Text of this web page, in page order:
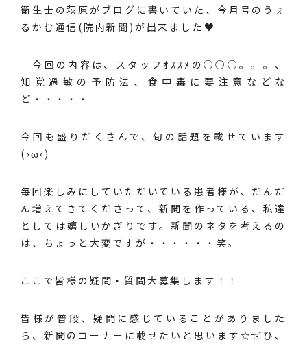
衛生士の萩原がブログに書いていた、今月号のうぇ
るかむ通信(院内新聞)が出来ました♥
今回の内容は、スタッフｵｽｽﾒの○○○。。。、
知覚過敏の予防法、食中毒に要注意などな
ど・・・・・
今回も盛りだくさんで、旬の話題を載せています
(›ω‹)
毎回楽しみにしていただいている患者様が、だんだ
ん増えてきてくださって、新聞を作っている、私達
としては嬉しいかぎりです。新聞のネタを考えるの
は、ちょっと大変ですが・・・・・・笑。
ここで皆様の疑問・質問大募集します！！
皆様が普段、疑問に感じていることがありました
ら、新聞のコーナーに載せたいと思います☆ぜひ、